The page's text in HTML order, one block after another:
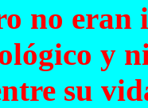
no
y
su